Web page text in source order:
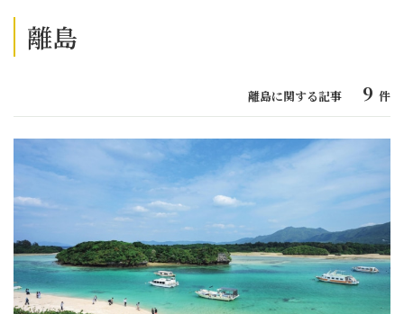
離島
離島に関する記事 9 件